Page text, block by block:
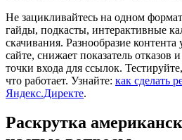
Не зацикливайтесь на одном
гайды, подкасты, интерактивные
скачивания. Разнообразие контента
сайте, снижает показатель отказов
точки входа для ссылок.
что работает. Узнайте: как сделать
Яндекс.Директе.
Раскрутка